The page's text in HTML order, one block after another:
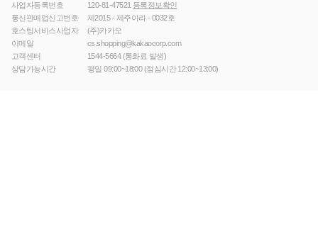
사업자등록번호
120-81-47521 등록정보확인
통신판매업신고번호
제2015 - 제주아라 - 0032호
호스팅서비스사업자
(주)카카오
이메일
cs.shopping@kakaocorp.com
고객센터
1544-5664(통화료 발생)
상담가능시간
평일 09:00~18:00 (점심시간 12:00~13:00)